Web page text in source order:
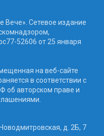
Вече». Сетевое издание
52606 от 25 января
на веб-сайте
в соответствии с
об авторском праве и
д. 2Б, 7